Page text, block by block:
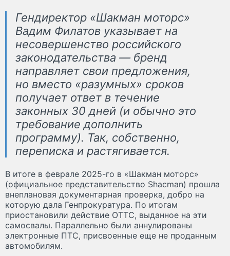
Гендиректор «Шакман моторс»
Вадим Филатов указывает на
несовершенство российского
законодательства — бренд
направляет свои предложения,
но вместо «разумных» сроков
получает ответ в течение
законных 30 дней (и обычно это
требование дополнить
программу). Так, собственно,
переписка и растягивается.
В итоге в феврале 2025-го в «Шакман моторс»
(официальное представительство Shacman) прошла
внеплановая документарная проверка, добро на
которую дала Генпрокуратура. По итогам
приостановили действие ОТТС, выданное на эти
самосвалы. Параллельно были аннулированы
электронные ПТС, присвоенные еще не проданным
автомобилям.